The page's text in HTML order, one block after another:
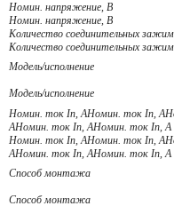
Номин. напряжение, В
Номин. напряжение, В
Количество соединительных
Количество соединительных
Модель/исполнение
Модель/исполнение
Номин. ток In, АНомин. ток In,
АНомин. ток In, АНомин. ток In, А
Номин. ток In, АНомин. ток In,
АНомин. ток In, АНомин. ток In, А
Способ монтажа
Способ монтажа